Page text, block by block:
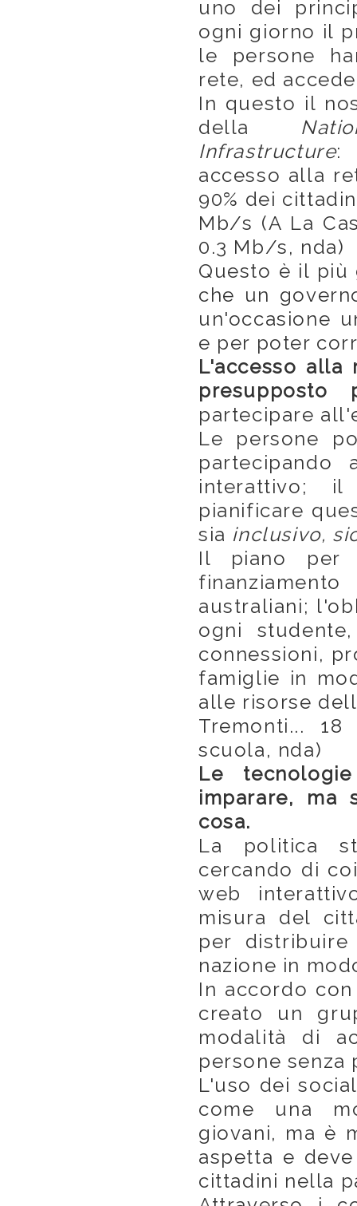
uno dei
ogni giorno il
le persone
rete, ed
In questo il
della
Infrastructure:
accesso alla
90% dei
Mb/s (A La
0.3 Mb/s, nda)
Questo è il più
che un
un'occasione
e per poter
L'accesso
partecipare
Le persone
interattivo;
pianificare
sia inclusivo,
Il piano per
australiani;
ogni
connessioni,
famiglie in
alle risorse
Tremonti...
scuola, nda)
Le
imparare, ma
cosa.
La politica
cercando di
web
misura del
per
nazione in
In accordo
creato un
modalità di
persone senza
L'uso dei
come una
giovani, ma è
aspetta e
cittadini nella